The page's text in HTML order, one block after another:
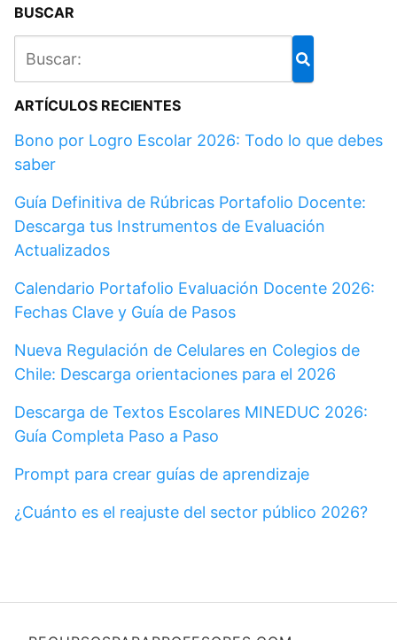
BUSCAR
ARTÍCULOS RECIENTES
Bono por Logro Escolar 2026: Todo lo que debes
saber
Guía Definitiva de Rúbricas Portafolio Docente:
Descarga tus Instrumentos de Evaluación
Actualizados
Calendario Portafolio Evaluación Docente 2026:
Fechas Clave y Guía de Pasos
Nueva Regulación de Celulares en Colegios de
Chile: Descarga orientaciones para el 2026
Descarga de Textos Escolares MINEDUC 2026:
Guía Completa Paso a Paso
Prompt para crear guías de aprendizaje
¿Cuánto es el reajuste del sector público 2026?